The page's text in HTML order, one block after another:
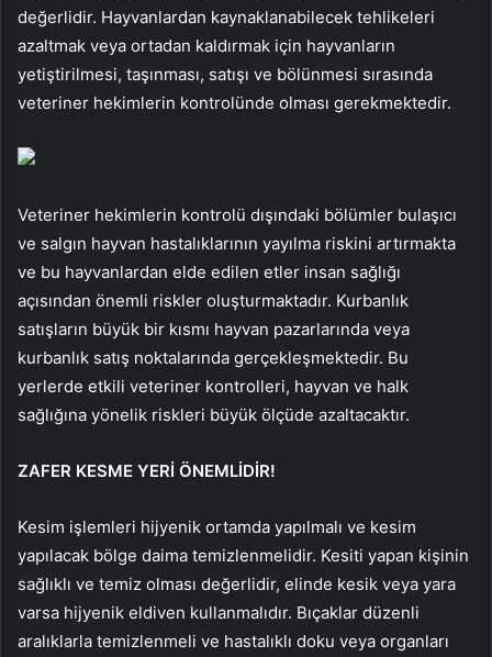
değerlidir. Hayvanlardan kaynaklanabilecek tehlikeleri
azaltmak veya ortadan kaldırmak için hayvanların
yetiştirilmesi, taşınması, satışı ve bölünmesi sırasında
veteriner hekimlerin kontrolünde olması gerekmektedir.
Veteriner hekimlerin kontrolü dışındaki bölümler bulaşıcı
ve salgın hayvan hastalıklarının yayılma riskini artırmakta
ve bu hayvanlardan elde edilen etler insan sağlığı
açısından önemli riskler oluşturmaktadır. Kurbanlık
satışların büyük bir kısmı hayvan pazarlarında veya
kurbanlık satış noktalarında gerçekleşmektedir. Bu
yerlerde etkili veteriner kontrolleri, hayvan ve halk
sağlığına yönelik riskleri büyük ölçüde azaltacaktır.
ZAFER KESME YERİ ÖNEMLİDİR!
Kesim işlemleri hijyenik ortamda yapılmalı ve kesim
yapılacak bölge daima temizlenmelidir. Kesiti yapan kişinin
sağlıklı ve temiz olması değerlidir, elinde kesik veya yara
varsa hijyenik eldiven kullanmalıdır. Bıçaklar düzenli
aralıklarla temizlenmeli ve hastalıklı doku veya organları